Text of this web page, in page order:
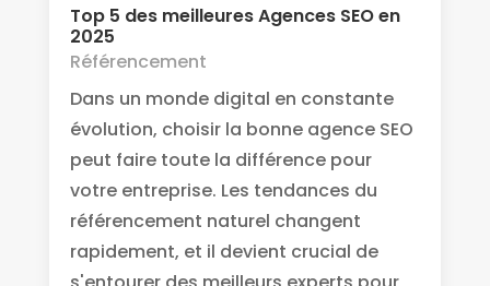
Top 5 des meilleures Agences SEO en
2025
Référencement
Dans un monde digital en constante
évolution, choisir la bonne agence SEO
peut faire toute la différence pour
votre entreprise. Les tendances du
référencement naturel changent
rapidement, et il devient crucial de